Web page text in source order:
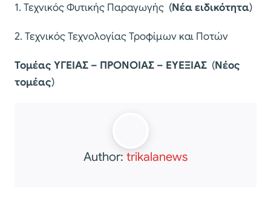
1. Τεχνικός Φυτικής Παραγωγής (Νέα ειδικότητα)
2. Τεχνικός Τεχνολογίας Τροφίμων και Ποτών
Τομέας ΥΓΕΙΑΣ – ΠΡΟΝΟΙΑΣ – ΕΥΕΞΙΑΣ (Νέος
τομέας)
Author: trikalanews